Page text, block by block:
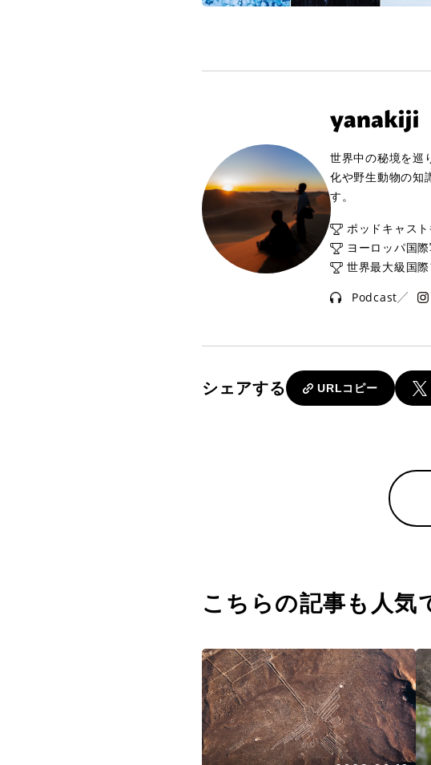
世界中の秘境を巡
化や野生動物の知
す。
ポッドキャス
ヨーロッパ国
世界最大級国
Podcast
シェアする URLコピー
こちらの記事も人気